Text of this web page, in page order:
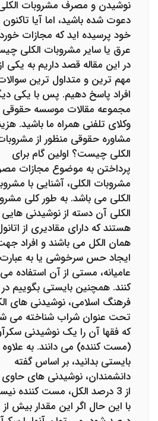
نوشیدن و مصرف مشروبات
دعوت شده باشید، اما آیا تاکنون
خود پرسیده اید که مجازات
عرق یا سایر مشروبات الکلی
در این مقاله قصد داریم به یکی
مهم ترین و متداول ترین
افراد پاسخ دهیم. پس با یکی
مجموعه مقالات موسسه حقوقی
وکلای تلفنی همراه ما باشید.
مشاوره حقوقی منظور از
الکلی چیست؟ اولین گام برای
پرداختن به موضوع مجازات
مشروبات الکلی، آشنایی با
الکلی می باشد. به طور کلی
الکلی آن دسته از نوشیدنی هایی
هستند که دارای مقادیری از
همان الکل می باشند و افراد
ایجاد حس سرخوشی یا به عبارت
عامیانه، مستی از آن استفاده می
کنند. همچنین بایستی بگوییم در
فرهنگ اسلامی، نوشیدنی های
تحت عنوان شراب شناخته می
که فقها آن را یک نوشیدنی
(مست کننده) می دانند. به علاوه
بایستی بدانید، بر اساس گفته
دانشمندان، نوشیدنی های حاوی
از 3 درصد الکل، مست کننده